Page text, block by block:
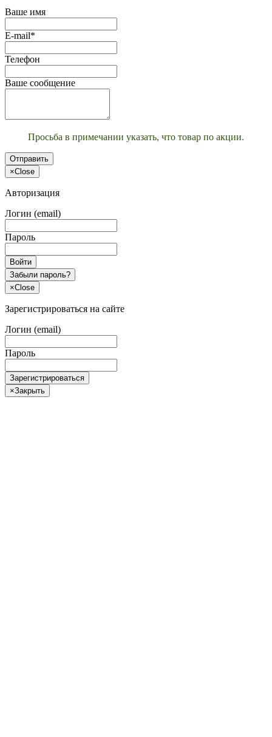
Ваше имя
E-mail*
Телефон
Ваше сообщение
Просьба в примечании указать, что товар по акции.
Отправить
×Close
Авторизация
Логин (email)
Пароль
Войти
Забыли пароль?
×Close
Зарегистрироваться на сайте
Логин (email)
Пароль
Зарегистрироваться
×Закрыть